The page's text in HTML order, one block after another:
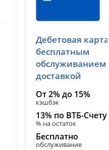
лицензия № 1000
Дебетовая
бесплатным
обслуживанием
доставкой
От 2% до 15%
кэшбэк
13% по ВТБ-Счету
% на остаток
Бесплатно
обслуживание